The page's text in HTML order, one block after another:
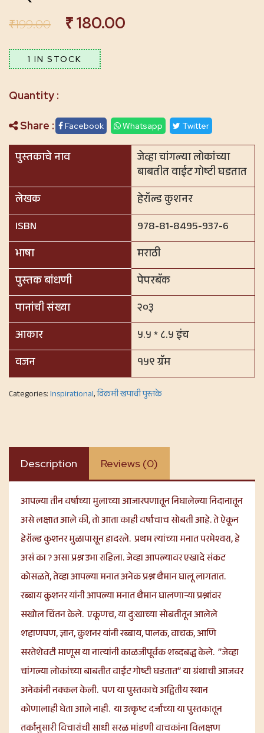
₹199.00 ₹180.00
1 IN STOCK
Share : Facebook Whatsapp Twitter
पुस्तकाचे नाव
जेव्हा चांगल्या लोकांच्या
बाबतीत वाईट गोष्टी घडतात
लेखक
हेरॉल्ड कुशनर
ISBN
978-81-8495-937-6
भाषा
मराठी
पुस्तक बांधणी
पेपरबॅक
पानांची संख्या
२०३
आकार
५.५ * ८.५ इंच
वजन
१५९ ग्रॅम
Categories:Inspirational,विक्रमी खपाची पुस्तके
Description Reviews (0)
आपल्या तीन वर्षाच्या मुलाच्या आजारपणातून निघालेल्या निदानातून
असे लक्षात आले की, तो आता काही वर्षांचाच सोबती आहे. ते ऐकून
हेरॉल्ड कुशनर मुळापासून हादरले. प्रथम त्यांच्या मनात परमेश्वरा, हे
असं का ? असा प्रश्न उभा राहिला. जेव्हा आपल्यावर एखादे संकट
कोसळते, तेव्हा आपल्या मनात अनेक प्रश्न थैमान घालू लागतात.
रब्बाय कुशनर यांनी आपल्या मनात थैमान घालणाऱ्या प्रश्नांवर
सखोल चिंतन केले. एकूणच, या दु:खाच्या सोबतीतून आलेले
शहाणपण, ज्ञान, कुशनर यांनी रब्बाय, पालक, वाचक, आणि
सरतेशेवटी माणूस या नात्यांनी काळजीपूर्वक शब्दबद्ध केले. ”जेव्हा
चांगल्या लोकांच्या बाबतीत वाईट गोष्टी घडतात” या ग्रंथाची आजवर
अनेकांनी नक्कल केली. पण या पुस्तकाचे अद्वितीय स्थान
कोणालाही घेता आले नाही. या उत्कृष्ट दर्जाच्या या पुस्तकातून
तर्कानुसारी विचारांची साधी सरळ मांडणी वाचकांना विलक्षण